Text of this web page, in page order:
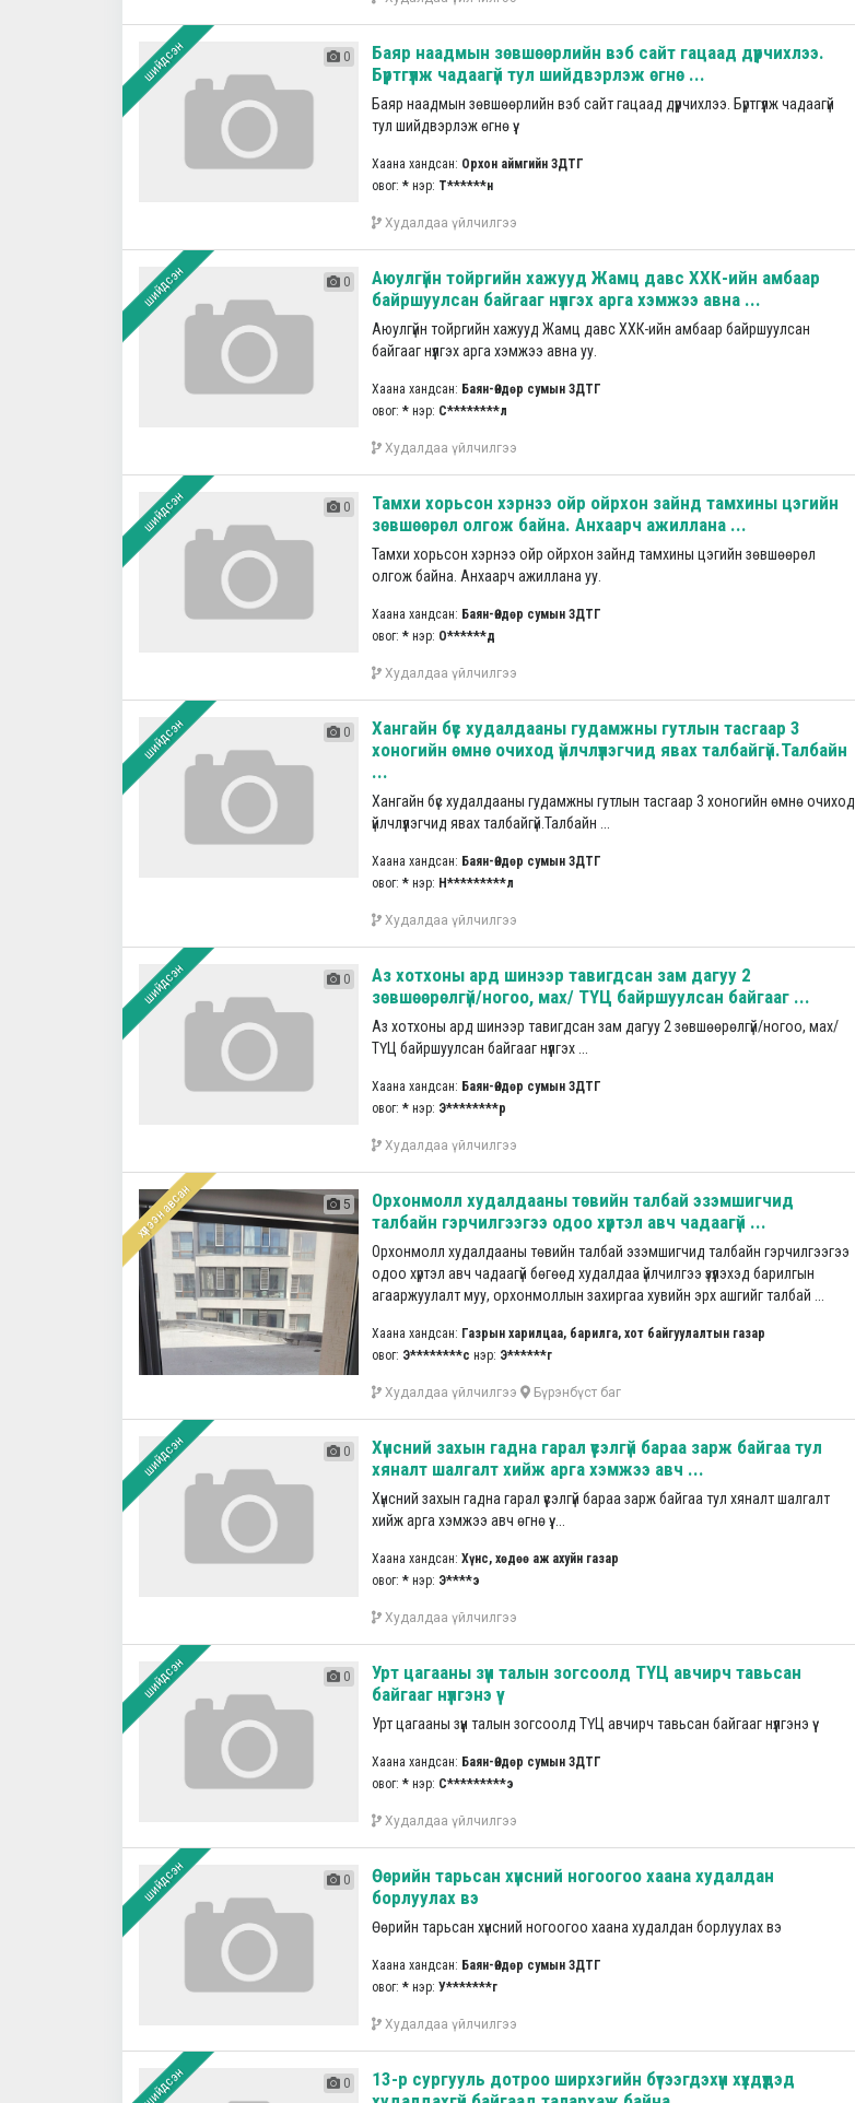
шийдсэн 0
Баяр наадмын зөвшөөрлийн вэб сайт гацаад дүүрчихлээ.
Бүртгүүлж чадаагүй тул шийдвэрлэж өгнө ...
Баяр наадмын зөвшөөрлийн вэб сайт гацаад дүүрчихлээ. Бүртгүүлж чадаагүй
тул шийдвэрлэж өгнө үү.
Хаана хандсан: Орхон аймгийн ЗДТГ
овог: *нэр: Т******н
Худалдаа үйлчилгээ
шийдсэн 0
Аюулгүйн тойргийн хажууд Жамц давс ХХК-ийн амбаар
байршуулсан байгааг нүүлгэх арга хэмжээ авна ...
Аюулгүйн тойргийн хажууд Жамц давс ХХК-ийн амбаар байршуулсан
байгааг нүүлгэх арга хэмжээ авна уу.
Хаана хандсан: Баян-Өндөр сумын ЗДТГ
овог: *нэр: С********л
Худалдаа үйлчилгээ
шийдсэн 0
Тамхи хорьсон хэрнээ ойр ойрхон зайнд тамхины цэгийн
зөвшөөрөл олгож байна. Анхаарч ажиллана ...
Тамхи хорьсон хэрнээ ойр ойрхон зайнд тамхины цэгийн зөвшөөрөл
олгож байна. Анхаарч ажиллана уу.
Хаана хандсан: Баян-Өндөр сумын ЗДТГ
овог: *нэр: О******д
Худалдаа үйлчилгээ
шийдсэн 0
Хангайн бүс худалдааны гудамжны гутлын тасгаар 3
хоногийн өмнө очиход үйлчлүүлэгчид явах талбайгүй.Талбайн
...
Хангайн бүс худалдааны гудамжны гутлын тасгаар 3 хоногийн өмнө очиход
үйлчлүүлэгчид явах талбайгүй.Талбайн ...
Хаана хандсан: Баян-Өндөр сумын ЗДТГ
овог: *нэр: Н*********л
Худалдаа үйлчилгээ
шийдсэн 0
Аз хотхоны ард шинээр тавигдсан зам дагуу 2
зөвшөөрөлгүй/ногоо, мах/ ТҮЦ байршуулсан байгааг ...
Аз хотхоны ард шинээр тавигдсан зам дагуу 2 зөвшөөрөлгүй/ногоо, мах/
ТҮЦ байршуулсан байгааг нүүлгэх ...
Хаана хандсан: Баян-Өндөр сумын ЗДТГ
овог: *нэр: Э********р
Худалдаа үйлчилгээ
хүлээн авсан 5
Орхонмолл худалдааны төвийн талбай эзэмшигчид
талбайн гэрчилгээгээ одоо хүртэл авч чадаагүй ...
Орхонмолл худалдааны төвийн талбай эзэмшигчид талбайн гэрчилгээгээ
одоо хүртэл авч чадаагүй бөгөөд худалдаа үйлчилгээ үзүүлэхэд барилгын
агааржуулалт муу, орхонмоллын захиргаа хувийн эрх ашгийг талбай ...
Хаана хандсан: Газрын харилцаа, барилга, хот байгуулалтын газар
овог: Э********с нэр: Э******г
Худалдаа үйлчилгээ Бүрэнбүст баг
шийдсэн 0
Хүнсний захын гадна гарал үүсэлгүй бараа зарж байгаа тул
хяналт шалгалт хийж арга хэмжээ авч ...
Хүнсний захын гадна гарал үүсэлгүй бараа зарж байгаа тул хяналт шалгалт
хийж арга хэмжээ авч өгнө үү. ...
Хаана хандсан: Хүнс, хөдөө аж ахуйн газар
овог: *нэр: Э****э
Худалдаа үйлчилгээ
шийдсэн 0
Урт цагааны зүүн талын зогсоолд ТҮЦ авчирч тавьсан
байгааг нүүлгэнэ үү
Урт цагааны зүүн талын зогсоолд ТҮЦ авчирч тавьсан байгааг нүүлгэнэ үү
Хаана хандсан: Баян-Өндөр сумын ЗДТГ
овог: *нэр: С*********э
Худалдаа үйлчилгээ
шийдсэн 0
Өөрийн тарьсан хүнсний ногоогоо хаана худалдан
борлуулах вэ
Өөрийн тарьсан хүнсний ногоогоо хаана худалдан борлуулах вэ
Хаана хандсан: Баян-Өндөр сумын ЗДТГ
овог: *нэр: У*******г
Худалдаа үйлчилгээ
шийдсэн 0
13-р сургууль дотроо ширхэгийн бүтээгдэхүүн хүүхдүүдэд